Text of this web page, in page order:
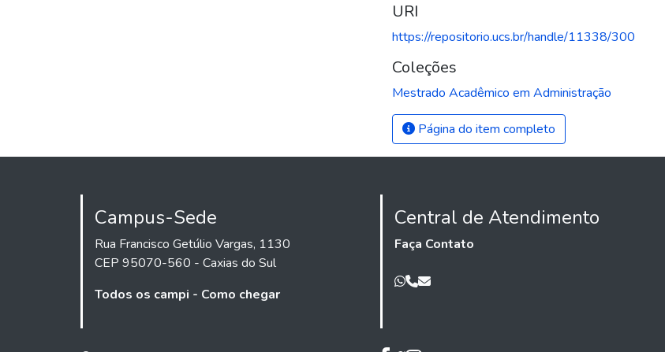
URI
https://repositorio.ucs.br/handle/11338/300
Coleções
Mestrado Acadêmico em Administração
Página do item completo
Campus-Sede
Rua Francisco Getúlio Vargas, 1130
CEP 95070-560 - Caxias do Sul
Todos os campi - Como chegar
Central de Atendimento
Faça Contato